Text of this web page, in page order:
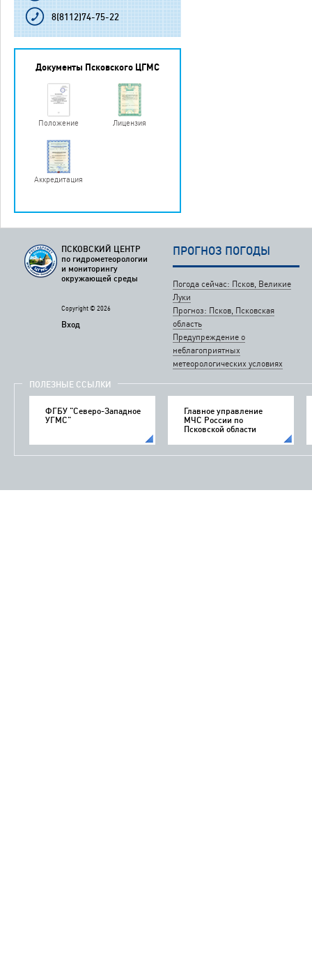
8(8112)74-75-22
Документы Псковского ЦГМС
Положение Лицензия
Аккредитация
ПСКОВСКИЙ ЦЕНТР
по гидрометеорологии
и мониторингу
окружающей среды
Copyright © 2026
Вход
ПРОГНОЗ ПОГОДЫ
Погода сейчас: Псков, Великие
Луки
Прогноз: Псков, Псковская
область
Предупреждение о
неблагоприятных
метеорологических условиях
ПОЛЕЗНЫЕ ССЫЛКИ
ФГБУ "Северо-Западное
УГМС"
Главное управление
МЧС России по
Псковской области